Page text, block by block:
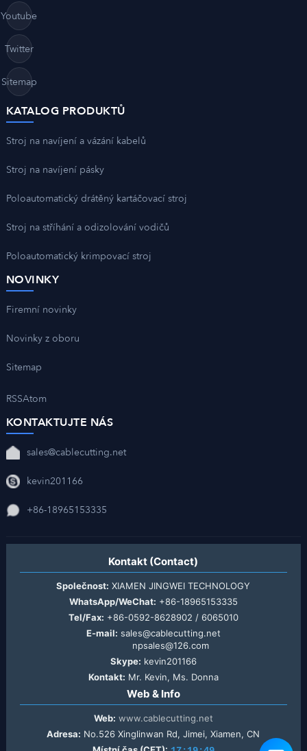
Youtube
Twitter
Sitemap
KATALOG PRODUKTŮ
Stroj na navíjení a vázání kabelů
Stroj na navíjení pásky
Poloautomatický drátěný kartáčovací stroj
Stroj na stříhání a odizolování vodičů
Poloautomatický krimpovací stroj
NOVINKY
Firemní novinky
Novinky z oboru
Sitemap
RSSAtom
KONTAKTUJTE NÁS
sales@cablecutting.net
kevin201166
+86-18965153335
Kontakt (Contact)
Společnost: XIAMEN JINGWEI TECHNOLOGY
WhatsApp/WeChat: +86-18965153335
Tel/Fax: +86-0592-8628902 / 6065010
E-mail: sales@cablecutting.net
npsales@126.com
Skype: kevin201166
Kontakt: Mr. Kevin, Ms. Donna
Web & Info
Web: www.cablecutting.net
Adresa: No.526 Xinglinwan Rd, Jimei, Xiamen, CN